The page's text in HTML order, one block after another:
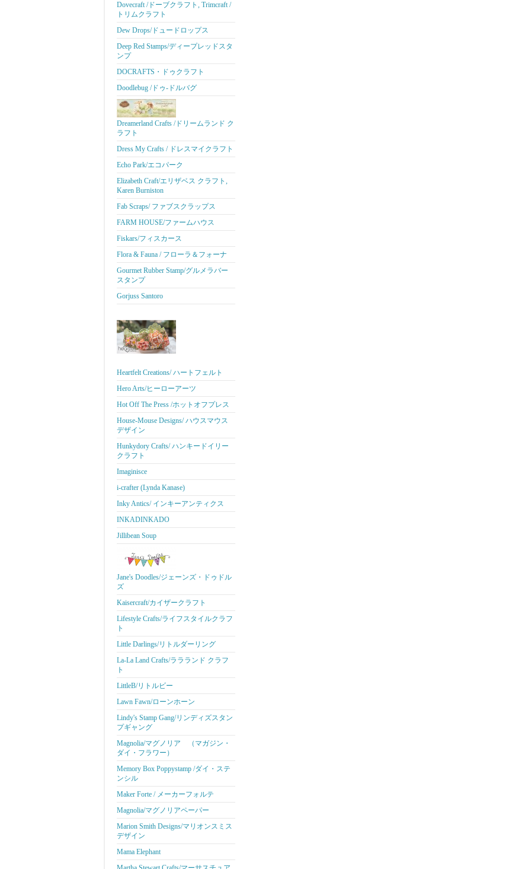
Dovecraft /ドーブクラフト, Trimcraft /
トリムクラフト
Dew Drops/ドュードロップス
Deep Red Stamps/ディープレッドスタ
ンプ
DOCRAFTS・ドゥクラフト
Doodlebug /ドゥ-ドルバグ
Dreamerland Crafts /ドリームランド ク
ラフト
Dress My Crafts / ドレスマイクラフト
Echo Park/エコパーク
Elizabeth Craft/エリザベス クラフト,
Karen Burniston
Fab Scraps/ ファブスクラップス
FARM HOUSE/ファームハウス
Fiskars/フィスカース
Flora & Fauna / フローラ＆フォーナ
Gourmet Rubber Stamp/グルメラバー
スタンプ
Gorjuss Santoro
Heartfelt Creations/ ハートフェルト
Hero Arts/ヒーローアーツ
Hot Off The Press /ホットオフプレス
House-Mouse Designs/ ハウスマウス
デザイン
Hunkydory Crafts/ ハンキードイリー
クラフト
Imaginisce
i-crafter (Lynda Kanase)
Inky Antics/ インキーアンティクス
INKADINKADO
Jillibean Soup
Jane's Doodles/ジェーンズ・ドゥドル
ズ
Kaisercraft/カイザークラフト
Lifestyle Crafts/ライフスタイルクラフ
ト
Little Darlings/リトルダーリング
La-La Land Crafts/ララランド クラフ
ト
LittleB/リトルビー
Lawn Fawn/ローンホーン
Lindy's Stamp Gang/リンディズスタン
プギャング
Magnolia/マグノリア （マガジン・
ダイ・フラワー）
Memory Box Poppystamp /ダイ・ステ
ンシル
Maker Forte / メーカーフォルテ
Magnolia/マグノリアペーパー
Marion Smith Designs/マリオンスミス
デザイン
Mama Elephant